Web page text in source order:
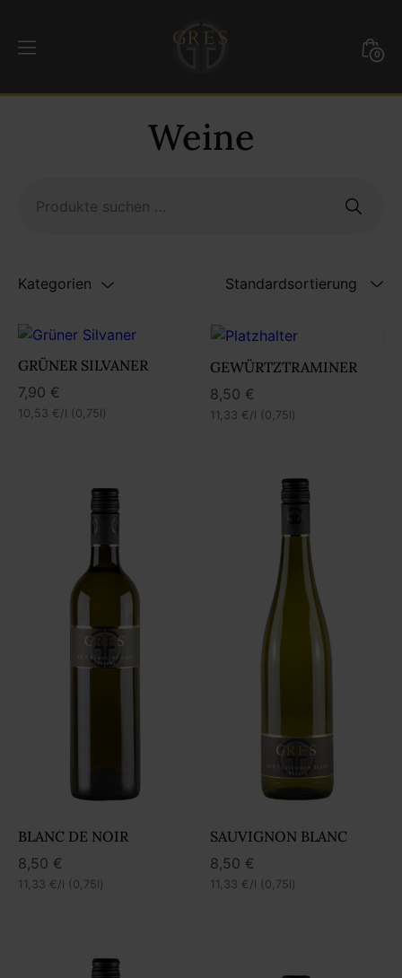
zum
0
Weine
nach:
Kategorien
GRÜNER SILVANER
7,90 €
10,53 € /l (0,75l)
GEWÜRTZTRAMINER
8,50 €
11,33 € /l (0,75l)
BLANC DE NOIR
8,50 €
11,33 € /l (0,75l)
SAUVIGNON BLANC
8,50 €
11,33 € /l (0,75l)